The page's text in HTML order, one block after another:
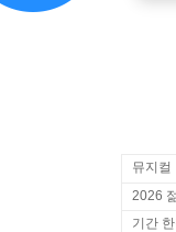
2026
기간